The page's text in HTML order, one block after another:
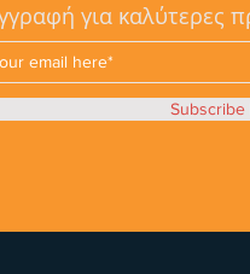
για καλύτερες
Subscribe